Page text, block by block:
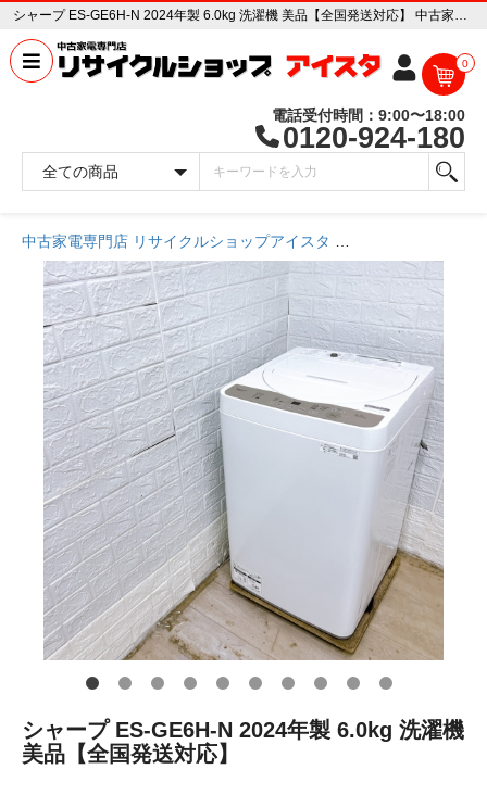
シャープ ES-GE6H-N 2024年製 6.0kg 洗濯機 美品【全国発送対応】 中古家電販売専門店 リサイクルショップ アイスタ
0
電話受付時間：9:00〜18:00
0120-924-180
中古家電専門店 リサイクルショップアイスタ
シャープ ES-GE6H-N 2024年製 6.0kg 洗濯機
美品【全国発送対応】